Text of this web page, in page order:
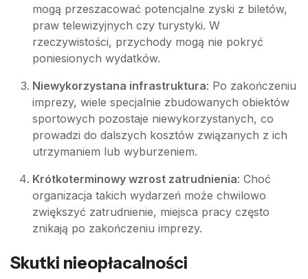
mogą przeszacować potencjalne zyski z biletów,
praw telewizyjnych czy turystyki. W
rzeczywistości, przychody mogą nie pokryć
poniesionych wydatków.
Niewykorzystana infrastruktura: Po zakończeniu
imprezy, wiele specjalnie zbudowanych obiektów
sportowych pozostaje niewykorzystanych, co
prowadzi do dalszych kosztów związanych z ich
utrzymaniem lub wyburzeniem.
Krótkoterminowy wzrost zatrudnienia: Choć
organizacja takich wydarzeń może chwilowo
zwiększyć zatrudnienie, miejsca pracy często
znikają po zakończeniu imprezy.
Skutki nieopłacalności